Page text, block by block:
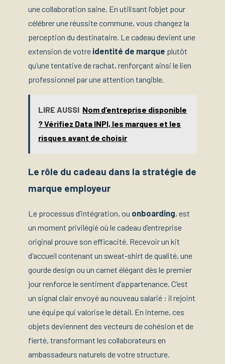
une collaboration saine. En utilisant l’objet pour
célébrer une réussite commune, vous changez la
perception du destinataire. Le cadeau devient une
extension de votre identité de marque plutôt
qu’une tentative de rachat, renforçant ainsi le lien
professionnel par une attention tangible.
LIRE AUSSI Nom d’entreprise disponible
? Vérifiez Data INPI, les marques et les
risques avant de choisir
Le rôle du cadeau dans la stratégie de
marque employeur
Le processus d’intégration, ou onboarding, est
un moment privilégié où le cadeau d’entreprise
original prouve son efficacité. Recevoir un kit
d’accueil contenant un sweat-shirt de qualité, une
gourde design ou un carnet élégant dès le premier
jour renforce le sentiment d’appartenance. C’est
un signal clair envoyé au nouveau salarié : il rejoint
une équipe qui valorise le détail. En interne, ces
objets deviennent des vecteurs de cohésion et de
fierté, transformant les collaborateurs en
ambassadeurs naturels de votre structure.